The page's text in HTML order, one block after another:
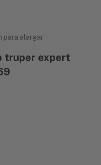
para alargar
truper expert